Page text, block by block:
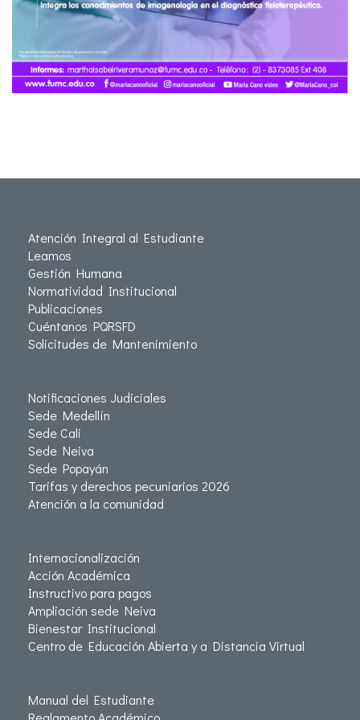
Atención Integral al Estudiante
Leamos
Gestión Humana
Normatividad Institucional
Publicaciones
Cuéntanos PQRSFD
Solicitudes de Mantenimiento
Notificaciones Judiciales
Sede Medellín
Sede Cali
Sede Neiva
Sede Popayán
Tarifas y derechos pecuniarios 2026
Atención a la comunidad
Internacionalización
Acción Académica
Instructivo para pagos
Ampliación sede Neiva
Bienestar Institucional
Centro de Educación Abierta y a Distancia Virtual
Manual del Estudiante